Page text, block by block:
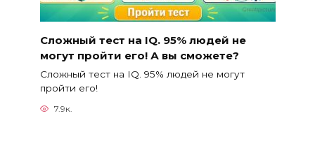
Сложный тест на IQ. 95% людей не
могут пройти его! А вы сможете?
Сложный тест на IQ. 95% людей не могут
пройти его!
7.9к.